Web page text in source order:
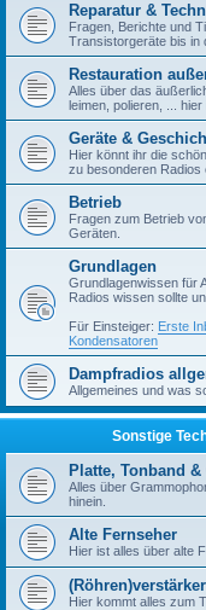
Reparatur &
Fragen, Berichte und
Transistorgeräte bis in
Restauration
Alles über das
leimen, polieren, ... hier
Geräte &
Hier könnt ihr die
zu besonderen Radios
Betrieb
Fragen zum Betrieb
Geräten.
Grundlagen
Grundlagenwissen für
Radios wissen sollte
Für Einsteiger: Erste
Kondensatoren
Dampfradios
Allgemeines und was
Sonstige
Platte, Tonband &
Alles über
hinein.
Alte Fernseher
Hier ist alles über alte
(Röhren)verstärker
Hier kommt alles zum